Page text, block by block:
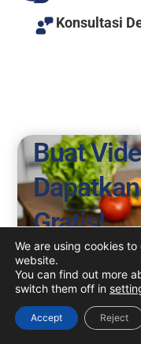
Konsultasi
Buat
Gratis!
Beri tahu kami!
We are using cookies
website.
You can find out more
switch them off in
Accept Reject